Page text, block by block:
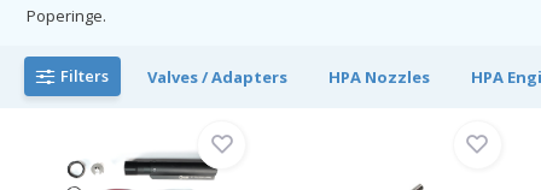
Poperinge.
Filters Valves / Adapters HPA Nozzles HPA